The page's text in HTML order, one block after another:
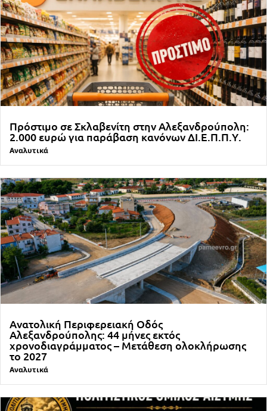
Πρόστιμο σε Σκλαβενίτη στην Αλεξανδρούπολη:
2.000 ευρώ για παράβαση κανόνων ΔΙ.Ε.Π.Π.Υ.
Αναλυτικά
Ανατολική Περιφερειακή Οδός
Αλεξανδρούπολης: 44 μήνες εκτός
χρονοδιαγράμματος – Μετάθεση ολοκλήρωσης
το 2027
Αναλυτικά